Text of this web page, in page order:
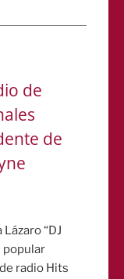
de
de
“DJ
popular
radio Hits